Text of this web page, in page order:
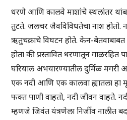
धरणे आणि कालवे माशांचे स्थलांतर
तुटते. जलचर जैवविविधतेचा नाश होतो.
ऋतुचक्राचे विघटन होते. केन-बेतवाबाबत
होता की प्रस्तावित धरणातून
घरियाल अभयारण्यातील दुर्मिळ
एक नदी आणि एक कालवा ह्यातला
फक्त पाणी वाहतो, नदी जीवन वाहते.
म्हणजे जिवंत यंत्रणेला निर्जीव नालीत